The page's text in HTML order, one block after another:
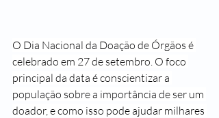
O Dia Nacional da Doação de Órgãos é
celebrado em 27 de setembro. O foco
principal da data é conscientizar a
população sobre a importância de ser um
doador, e como isso pode ajudar milhares